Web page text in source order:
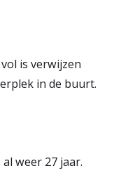
is verwijzen
in de buurt.
weer 27 jaar.